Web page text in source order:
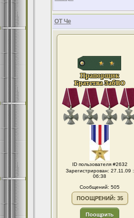
ОТ Че
ID пользователя #2632
Зарегистрирован: 27.11.09 :
06:38
Сообщений: 505
ПООЩРЕНИЙ: 35
Поощрить